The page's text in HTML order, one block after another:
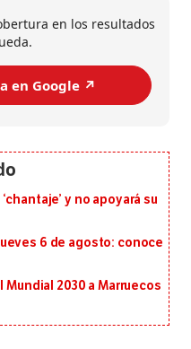
en los resultados
en Google ↗️
y no apoyará su
6 de agosto: conoce
2030 a Marruecos